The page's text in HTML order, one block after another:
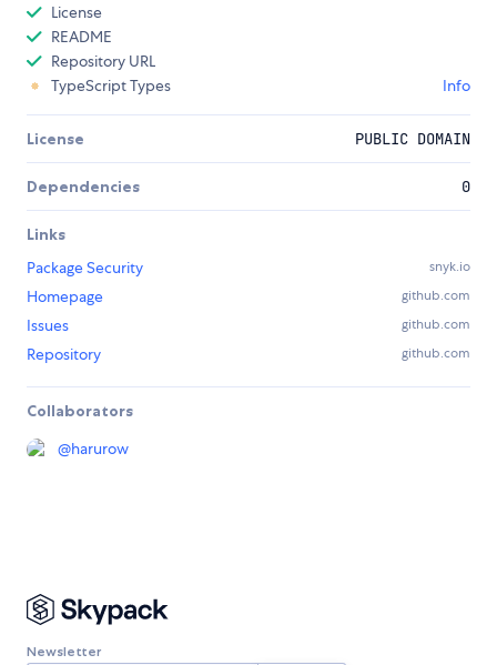
License
README
Repository URL
TypeScript Types
Info
License PUBLIC DOMAIN
Dependencies 0
Links
Package Security
snyk.io
Homepage github.com
Issues github.com
Repository github.com
Collaborators
@harurow
Newsletter